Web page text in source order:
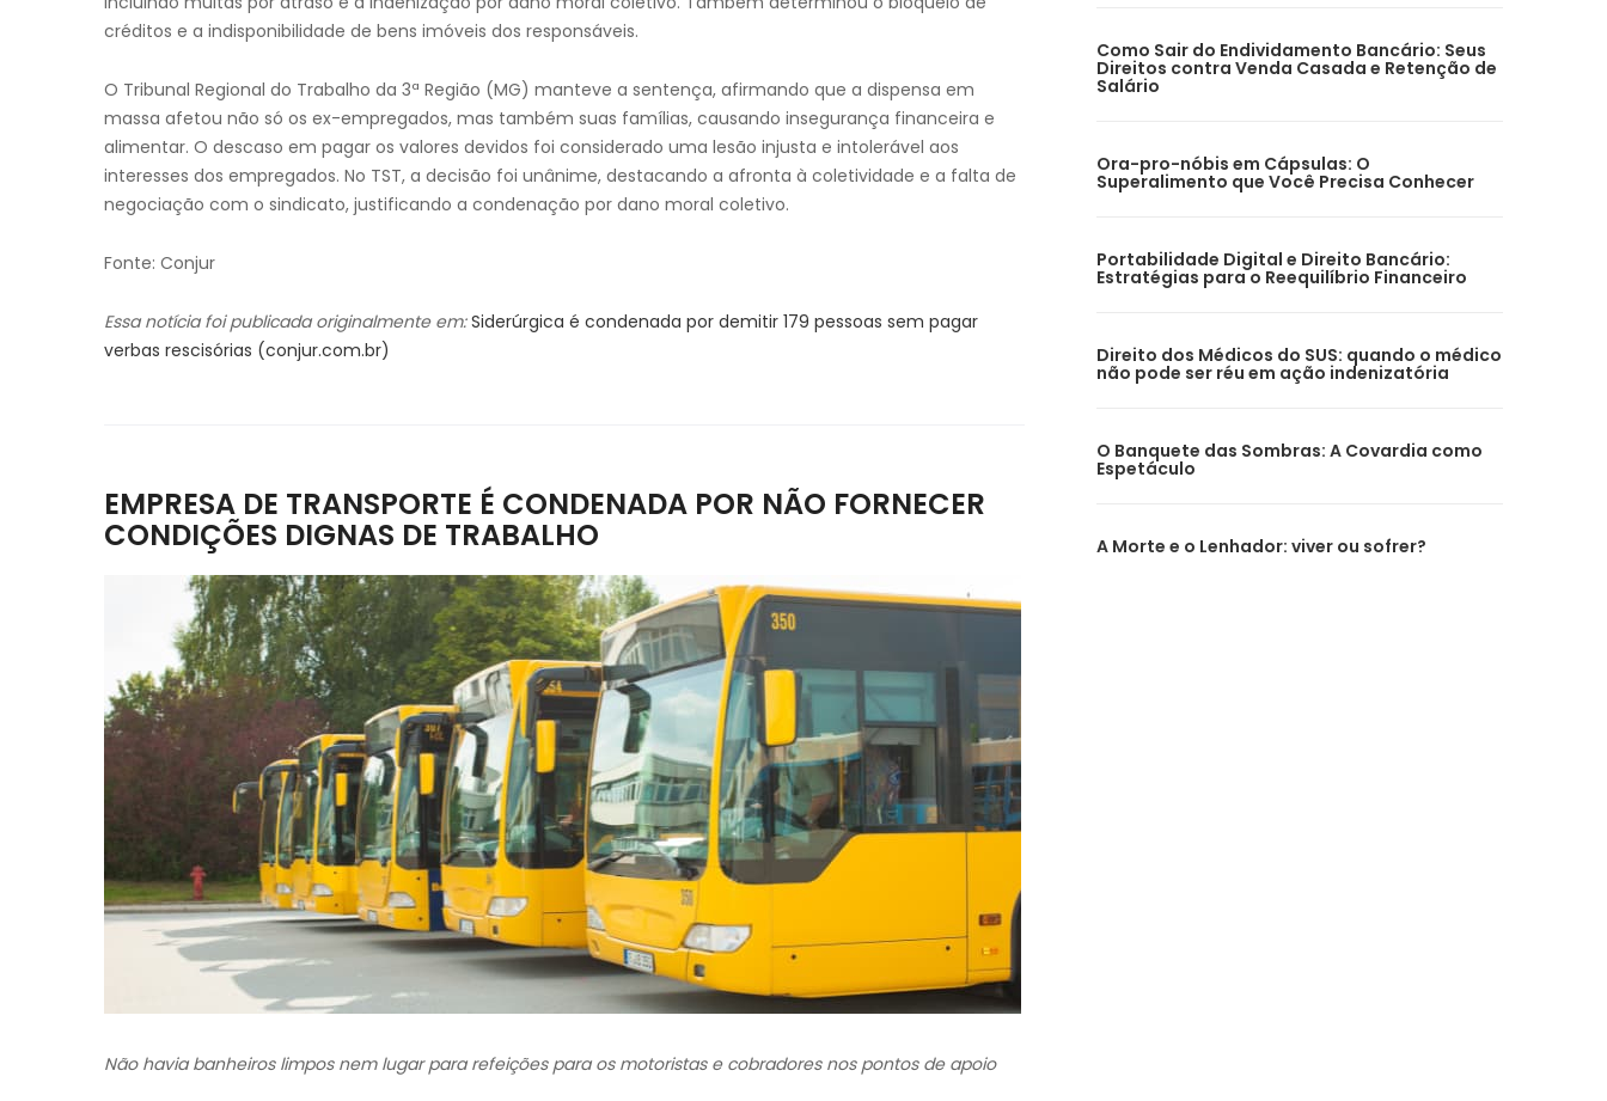
créditos e a indisponibilidade de bens imóveis dos responsáveis.
O Tribunal Regional do Trabalho da 3ª Região (MG) manteve a sentença, afirmando que a dispensa em
massa afetou não só os ex-empregados, mas também suas famílias, causando insegurança financeira e
alimentar. O descaso em pagar os valores devidos foi considerado uma lesão injusta e intolerável aos
interesses dos empregados. No TST, a decisão foi unânime, destacando a afronta à coletividade e a falta de
negociação com o sindicato, justificando a condenação por dano moral coletivo.
Fonte: Conjur
Essa notícia foi publicada originalmente em: Siderúrgica é condenada por demitir 179 pessoas sem pagar
verbas rescisórias (conjur.com.br)
EMPRESA DE TRANSPORTE É CONDENADA POR NÃO FORNECER
CONDIÇÕES DIGNAS DE TRABALHO
Não havia banheiros limpos nem lugar para refeições para os motoristas e cobradores nos pontos de apoio
Como Sair do Endividamento Bancário: Seus
Direitos contra Venda Casada e Retenção de
Salário
Ora-pro-nóbis em Cápsulas: O
Superalimento que Você Precisa Conhecer
Portabilidade Digital e Direito Bancário:
Estratégias para o Reequilíbrio Financeiro
Direito dos Médicos do SUS: quando o médico
não pode ser réu em ação indenizatória
O Banquete das Sombras: A Covardia como
Espetáculo
A Morte e o Lenhador: viver ou sofrer?